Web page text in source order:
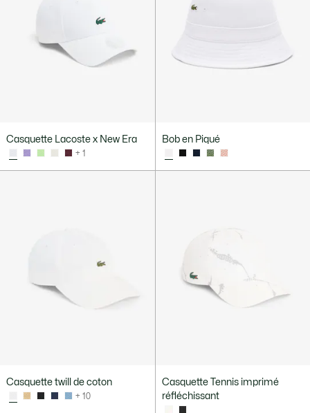
Casquette Lacoste x New Era
+ 1
Bob en Piqué
Casquette twill de coton
+ 10
Casquette Tennis imprimé
réfléchissant